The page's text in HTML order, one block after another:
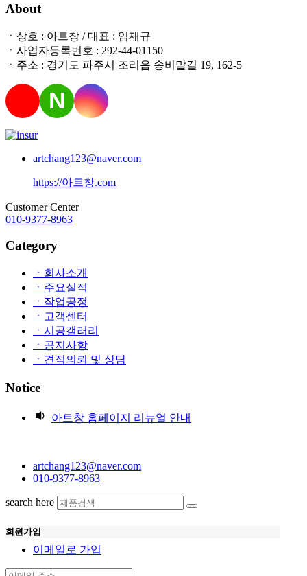
About
ㆍ상호 : 아트창 / 대표 : 임재규
ㆍ사업자등록번호 : 292-44-01150
ㆍ주소 : 경기도 파주시 조리읍 송비말길 19, 162-5
N
artchang123@naver.com
https://아트창.com
Customer Center
010-9377-8963
Category
ㆍ회사소개
ㆍ주요실적
ㆍ작업공정
ㆍ고객센터
ㆍ시공갤러리
ㆍ공지사항
ㆍ견적의뢰 및 상담
Notice
아트창 홈페이지 리뉴얼 안내
artchang123@naver.com
010-9377-8963
search here
회원가입
이메일로 가입